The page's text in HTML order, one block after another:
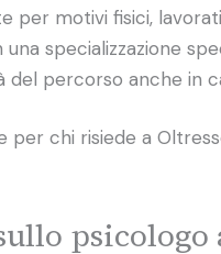
per motivi fisici,
specializzazione
del percorso anche in
per chi risiede a
psicologo